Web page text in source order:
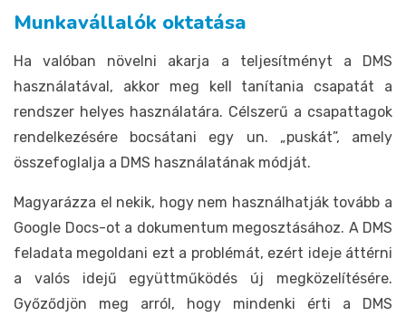
Munkavállalók oktatása
Ha valóban növelni akarja a teljesítményt a DMS
használatával, akkor meg kell tanítania csapatát a
rendszer helyes használatára. Célszerű a csapattagok
rendelkezésére bocsátani egy un. „puskát”, amely
összefoglalja a DMS használatának módját.
Magyarázza el nekik, hogy nem használhatják tovább a
Google Docs-ot a dokumentum megosztásához. A DMS
feladata megoldani ezt a problémát, ezért ideje áttérni
a valós idejű együttműködés új megközelítésére.
Győződjön meg arról, hogy mindenki érti a DMS